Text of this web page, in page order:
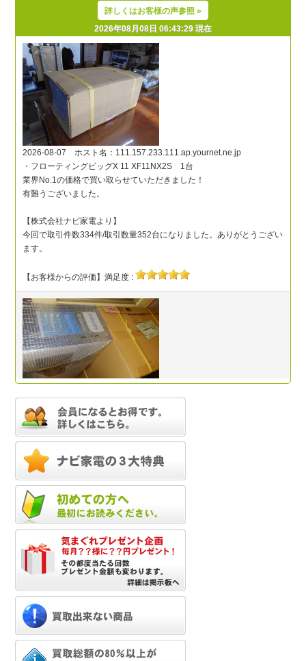
詳しくはお客様の声参照 »
2026年08月08日 06:43:29 現在